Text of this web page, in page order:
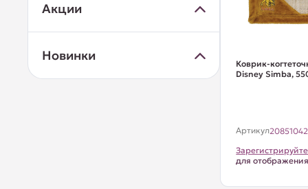
Акции
Новинки
Коврик-
Disney Simba,
Артикул20851042
для